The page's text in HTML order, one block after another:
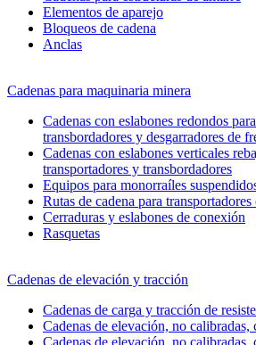
Elementos de aparejo
Bloqueos de cadena
Anclas
Cadenas para maquinaria minera
Cadenas con eslabones redondos
transbordadores y desgarradores de
Cadenas con eslabones verticales
transportadores y transbordadores
Equipos para monorraíles
Rutas de cadena para
Cerraduras y eslabones de conexión
Rasquetas
Cadenas de elevación y tracción
Cadenas de carga y tracción de
Cadenas de elevación, no calibradas,
Cadenas de elevación, no calibradas,